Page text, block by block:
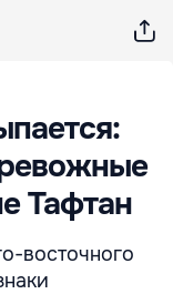
Тафтан
восточного